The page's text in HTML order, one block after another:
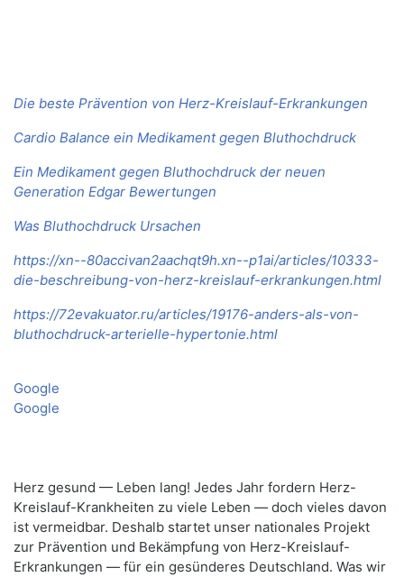
Die beste Prävention von Herz-Kreislauf-Erkrankungen
Cardio Balance ein Medikament gegen Bluthochdruck
Ein Medikament gegen Bluthochdruck der neuen
Generation Edgar Bewertungen
Was Bluthochdruck Ursachen
https://xn--80accivan2aachqt9h.xn--p1ai/articles/10333-
die-beschreibung-von-herz-kreislauf-erkrankungen.html
https://72evakuator.ru/articles/19176-anders-als-von-
bluthochdruck-arterielle-hypertonie.html
Google
Google
Herz gesund — Leben lang! Jedes Jahr fordern Herz-
Kreislauf-Krankheiten zu viele Leben — doch vieles davon
ist vermeidbar. Deshalb startet unser nationales Projekt
zur Prävention und Bekämpfung von Herz-Kreislauf-
Erkrankungen — für ein gesünderes Deutschland. Was wir